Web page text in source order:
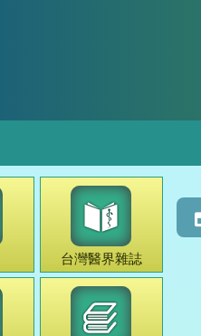
台灣醫界雜誌